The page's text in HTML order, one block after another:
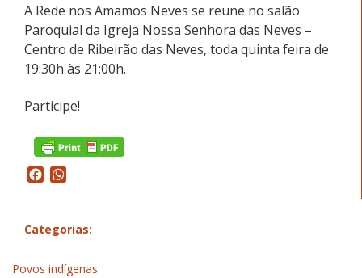
A Rede nos Amamos Neves se reune no salão
Paroquial da Igreja Nossa Senhora das Neves –
Centro de Ribeirão das Neves, toda quinta feira de
19:30h às 21:00h.
Participe!
Facebook
Categorias:
Povos indígenas